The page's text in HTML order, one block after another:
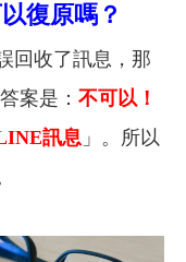
復原嗎？
收了訊息，那
案是： 不可以！
訊息 」。所以